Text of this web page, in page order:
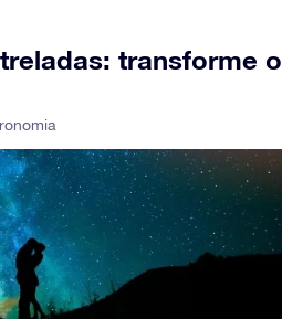
transforme o